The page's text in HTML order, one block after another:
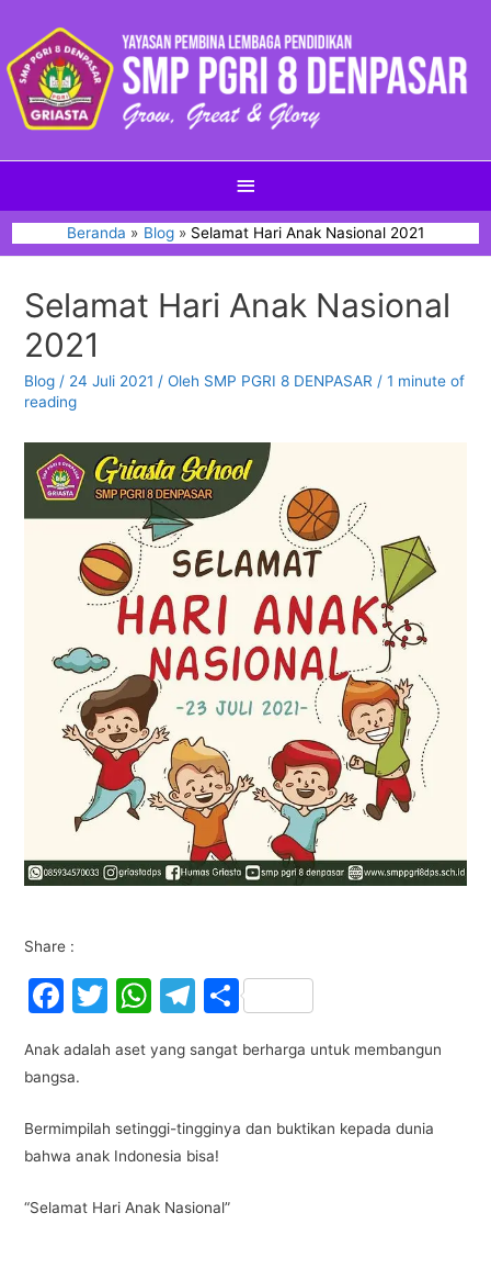
Beranda Blog Selamat Hari Anak Nasional 2021
Selamat Hari Anak Nasional
2021
Blog / 24 Juli 2021 / Oleh SMP PGRI 8 DENPASAR / 1 minute of
reading
Share :
F
c
b
o
o
T
itt
W
at
A
p
p
T
e
a
m
S
ar
Anak adalah aset yang sangat berharga untuk membangun
bangsa.
Bermimpilah setinggi-tingginya dan buktikan kepada dunia
bahwa anak Indonesia bisa!
“Selamat Hari Anak Nasional”